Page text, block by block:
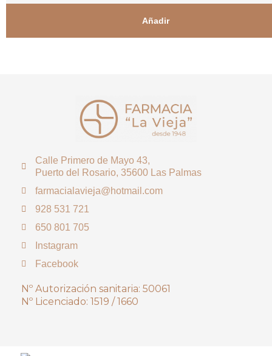
Añadir
Calle Primero de Mayo 43,
Puerto del Rosario, 35600 Las Palmas
farmacialavieja@hotmail.com
928 531 721
650 801 705
Instagram
Facebook
Nº Autorización sanitaria: 50061
Nº Licenciado: 1519 / 1660